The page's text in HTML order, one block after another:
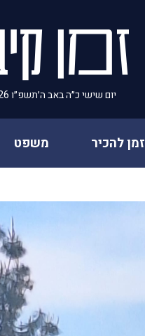
יום שישי כ״ה באב ה׳תשפ״ו 07.08.26
זמן להכיר משפט